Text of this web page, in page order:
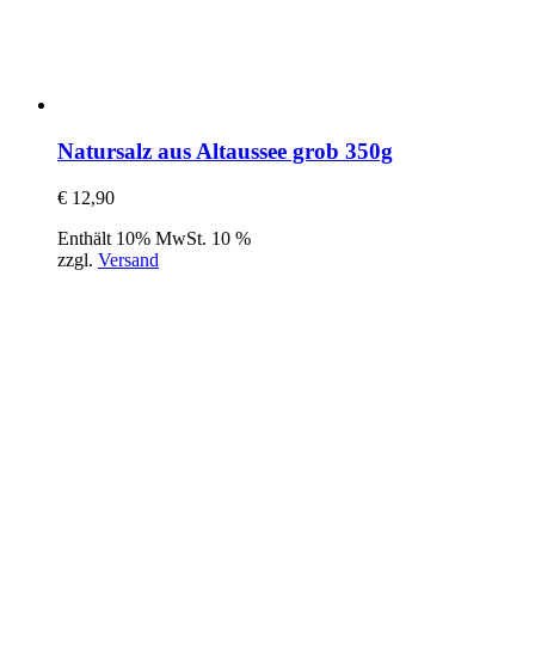
Natursalz aus Altaussee grob 350g
€ 12,90
Enthält 10% MwSt. 10 %
zzgl. Versand